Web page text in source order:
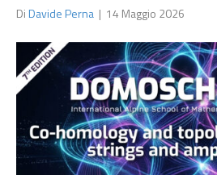
DiDavide Perna | 14 Maggio 2026